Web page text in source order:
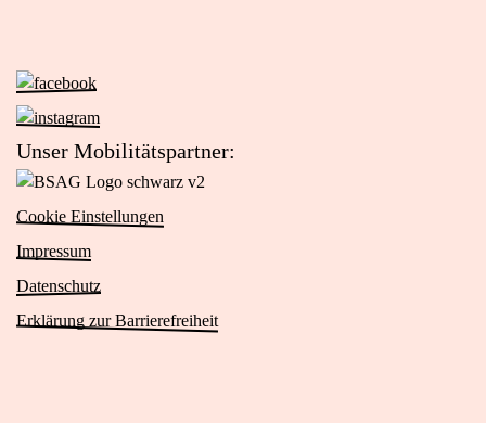
öffnen
(externer
Link)
Zur
Facebook-
Seite
von
Das
Viertel
in
neuem
Tab)
Zur
Seite
von
Das
Viertel
in
neuem
Unser Mobilitätspartner:
v2
Cookie Einstellungen
Impressum
Datenschutz
Erklärung zur Barrierefreiheit